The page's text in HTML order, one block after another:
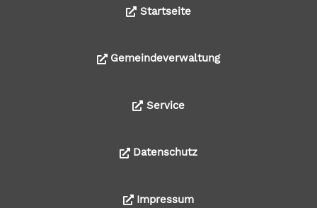
Startseite
Gemeindeverwaltung
Service
Datenschutz
Impressum